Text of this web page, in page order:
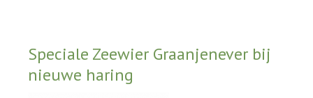
Speciale Zeewier Graanjenever bij
nieuwe haring